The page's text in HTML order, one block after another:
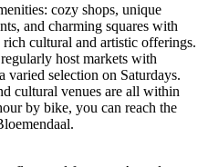
cozy shops, unique
and charming squares with
cultural and artistic offerings.
host markets with
varied selection on Saturdays.
cultural venues are all within
by bike, you can reach the